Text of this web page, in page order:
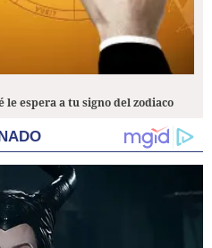
le espera a tu signo del zodiaco